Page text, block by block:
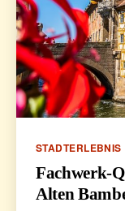
Kategorien
STADTERLEBNIS
Fachwerk-
Alten